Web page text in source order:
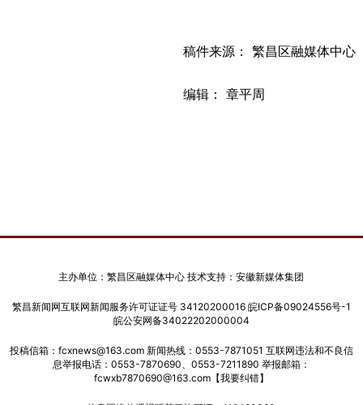
稿件来源： 繁昌区融媒体中心
编辑： 章平周
主办单位：繁昌区融媒体中心 技术支持：安徽新媒体集团
繁昌新闻网互联网新闻服务许可证证号 34120200016 皖ICP备09024556号-1
皖公安网备34022202000004
投稿信箱：fcxnews@163.com 新闻热线：0553-7871051 互联网违法和不良信
息举报电话：0553-7870690、0553-7211890 举报邮箱：
fcwxb7870690@163.com【我要纠错】